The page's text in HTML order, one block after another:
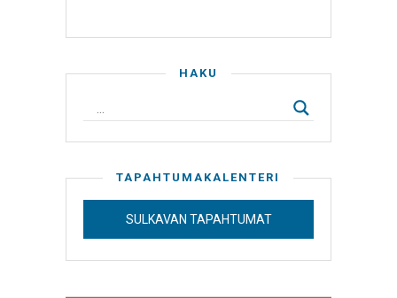
HAKU
TAPAHTUMAKALENTERI
SULKAVAN TAPAHTUMAT